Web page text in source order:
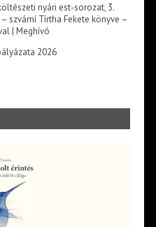
nyári est-sorozat, 3.
szvámí Tírtha Fekete könyve –
| Meghívó
2026